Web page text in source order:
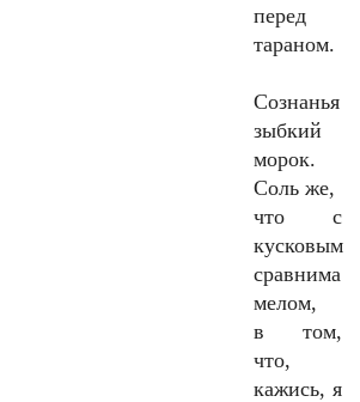
перед
тараном.
Сознанья
зыбкий
морок.
Соль же,
что с
кусковым
сравнима
мелом,
в том,
что,
кажись, я